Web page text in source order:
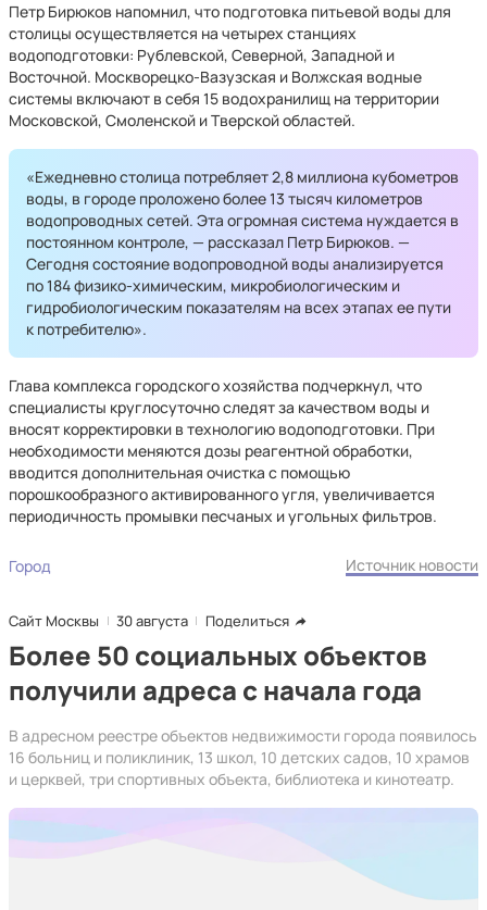
Петр Бирюков напомнил, что подготовка питьевой воды для
столицы осуществляется на четырех станциях
водоподготовки: Рублевской, Северной, Западной и
Восточной. Москворецко-Вазузская и Волжская водные
системы включают в себя 15 водохранилищ на территории
Московской, Смоленской и Тверской областей.
«Ежедневно столица потребляет 2,8 миллиона кубометров
воды, в городе проложено более 13 тысяч километров
водопроводных сетей. Эта огромная система нуждается в
постоянном контроле, — рассказал Петр Бирюков. —
Сегодня состояние водопроводной воды анализируется
по 184 физико-химическим, микробиологическим и
гидробиологическим показателям на всех этапах ее пути
к потребителю».
Глава комплекса городского хозяйства подчеркнул, что
специалисты круглосуточно следят за качеством воды и
вносят корректировки в технологию водоподготовки. При
необходимости меняются дозы реагентной обработки,
вводится дополнительная очистка с помощью
порошкообразного активированного угля, увеличивается
периодичность промывки песчаных и угольных фильтров.
Город Источник новости
Сайт Москвы 30 августа Поделиться
Более 50 социальных объектов
получили адреса с начала года
В адресном реестре объектов недвижимости города появилось
16 больниц и поликлиник, 13 школ, 10 детских садов, 10 храмов
и церквей, три спортивных объекта, библиотека и кинотеатр.